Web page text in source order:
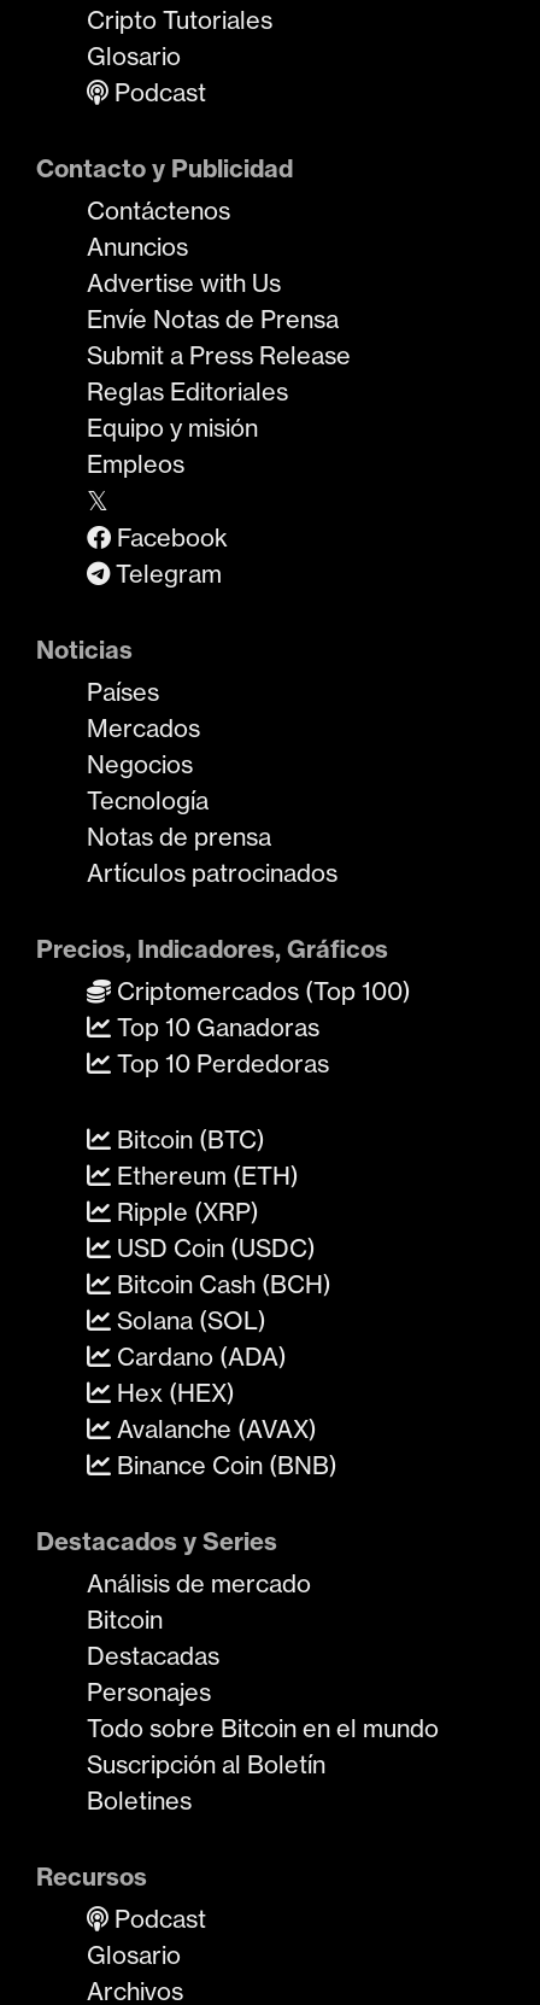
Cripto Tutoriales
Glosario
Podcast
Contacto y Publicidad
Contáctenos
Anuncios
Advertise with Us
Envíe Notas de Prensa
Submit a Press Release
Reglas Editoriales
Equipo y misión
Empleos
𝕏
Facebook
Telegram
Noticias
Países
Mercados
Negocios
Tecnología
Notas de prensa
Artículos patrocinados
Precios, Indicadores, Gráficos
Criptomercados (Top 100)
Top 10 Ganadoras
Top 10 Perdedoras
Bitcoin (BTC)
Ethereum (ETH)
Ripple (XRP)
USD Coin (USDC)
Bitcoin Cash (BCH)
Solana (SOL)
Cardano (ADA)
Hex (HEX)
Avalanche (AVAX)
Binance Coin (BNB)
Destacados y Series
Análisis de mercado
Bitcoin
Destacadas
Personajes
Todo sobre Bitcoin en el mundo
Suscripción al Boletín
Boletines
Recursos
Podcast
Glosario
Archivos